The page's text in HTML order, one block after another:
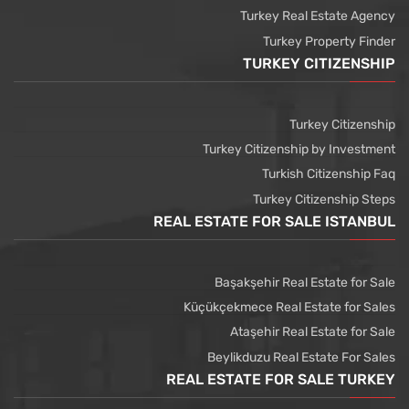
Turkey Real Estate Agency
Turkey Property Finder
TURKEY CITIZENSHIP
Turkey Citizenship
Turkey Citizenship by Investment
Turkish Citizenship Faq
Turkey Citizenship Steps
REAL ESTATE FOR SALE ISTANBUL
Başakşehir Real Estate for Sale
Küçükçekmece Real Estate for Sales
Ataşehir Real Estate for Sale
Beylikduzu Real Estate For Sales
REAL ESTATE FOR SALE TURKEY